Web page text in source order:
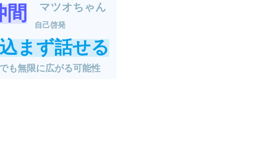
間
まず話せる
マツオちゃん
も無限に広がる可能性
自己啓発